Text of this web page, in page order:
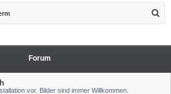
Forum
vor. Bilder sind immer Willkommen.